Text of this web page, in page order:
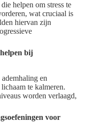
helpen om stress te
wat cruciaal is
hiervan zijn
bij
en
te kalmeren.
worden verlaagd,
voor